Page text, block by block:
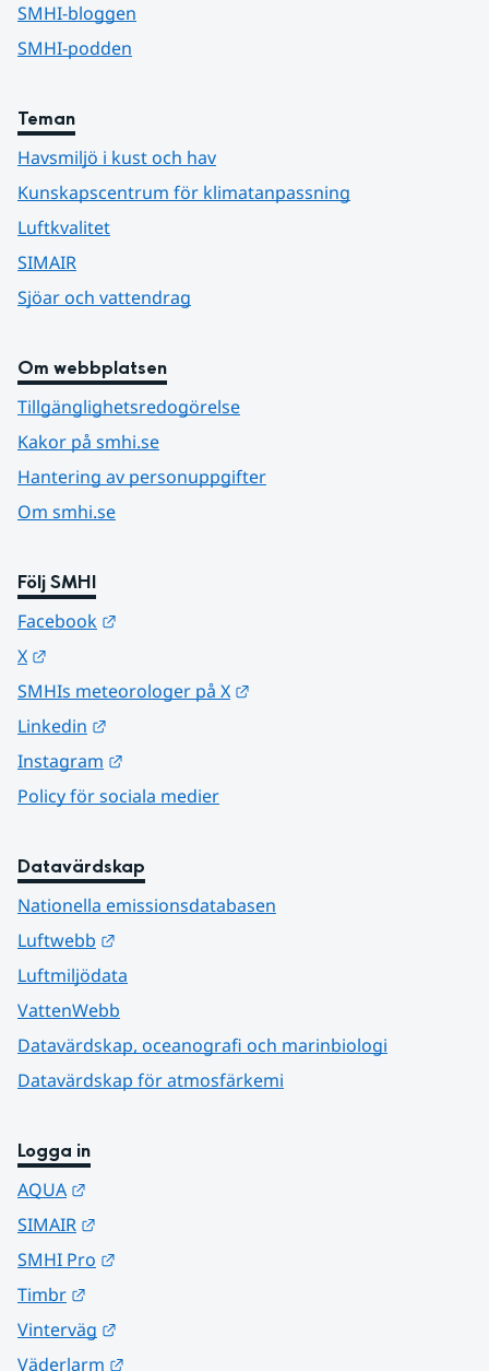
SMHI-bloggen
SMHI-podden
Teman
Havsmiljö i kust och hav
Kunskapscentrum för klimatanpassning
Luftkvalitet
SIMAIR
Sjöar och vattendrag
Om webbplatsen
Tillgänglighetsredogörelse
Kakor på smhi.se
Hantering av personuppgifter
Om smhi.se
Följ SMHI
Facebook
X
SMHIs meteorologer på X
Linkedin
Instagram
Policy för sociala medier
Datavärdskap
Nationella emissionsdatabasen
Luftwebb
Luftmiljödata
VattenWebb
Datavärdskap, oceanografi och marinbiologi
Datavärdskap för atmosfärkemi
Logga in
AQUA
SIMAIR
SMHI Pro
Timbr
Vinterväg
Väderlarm